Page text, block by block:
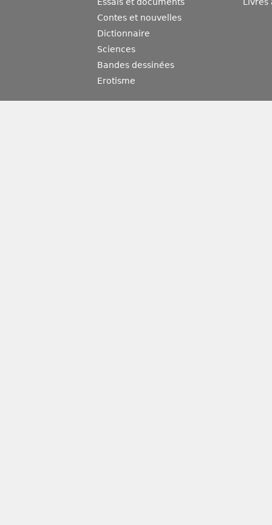
Essais et documents
Contes et nouvelles
Dictionnaire
Sciences
Bandes dessinées
Erotisme
Livres